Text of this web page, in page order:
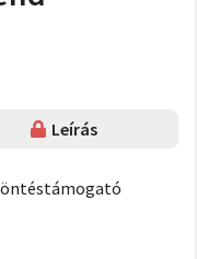
Leírás